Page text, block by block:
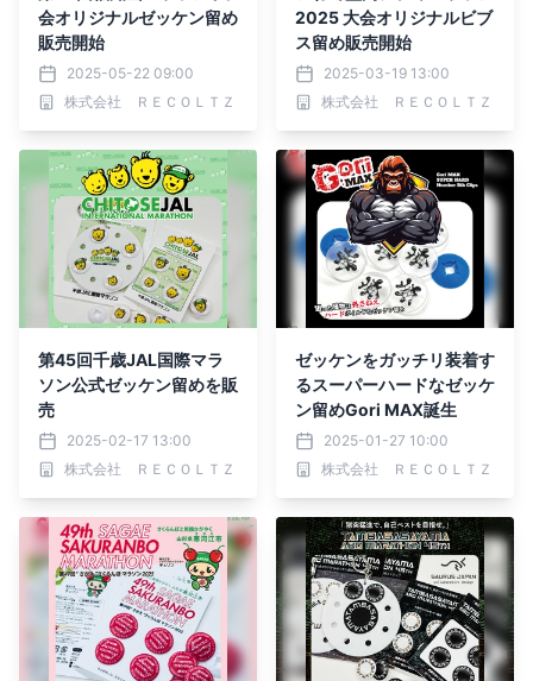
会オリジナルゼッケン留め
販売開始
2025-05-22 09:00
株式会社 ＲＥＣＯＬＴＺ
2025 大会オリジナルビブ
ス留め販売開始
2025-03-19 13:00
株式会社 ＲＥＣＯＬＴＺ
第45回千歳JAL国際マラ
ソン公式ゼッケン留めを販
売
2025-02-17 13:00
株式会社 ＲＥＣＯＬＴＺ
ゼッケンをガッチリ装着す
るスーパーハードなゼッケ
ン留めGori MAX誕生
2025-01-27 10:00
株式会社 ＲＥＣＯＬＴＺ